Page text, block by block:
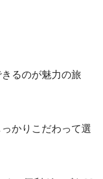
るのが魅力の旅
かりこだわって選